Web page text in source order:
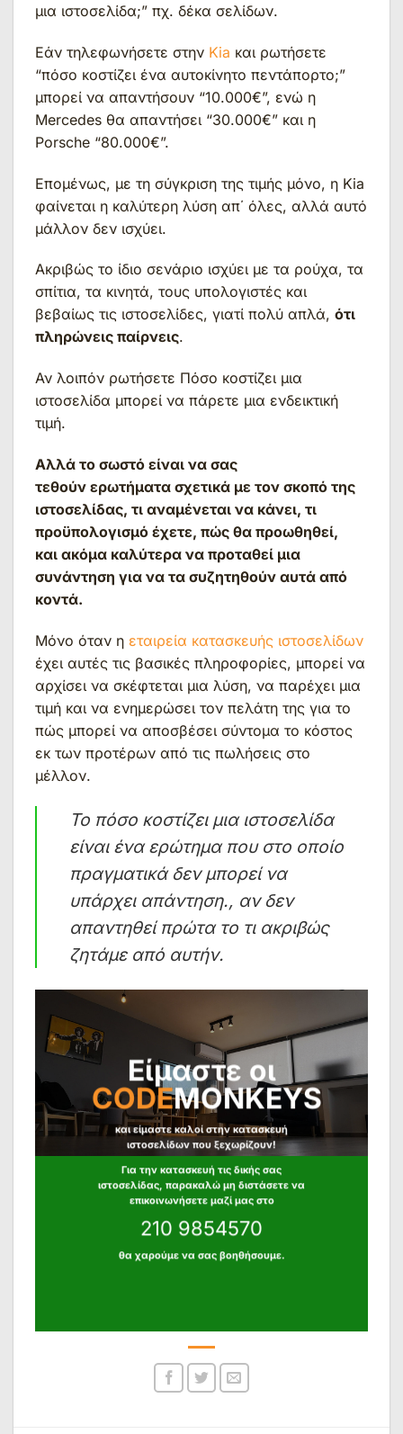
μια ιστοσελίδα;” πχ. δέκα σελίδων.
Εάν τηλεφωνήσετε στην Kia και ρωτήσετε
“πόσο κοστίζει ένα αυτοκίνητο πεντάπορτο;”
μπορεί να απαντήσουν “10.000€”, ενώ η
Mercedes θα απαντήσει “30.000€” και η
Porsche “80.000€”.
Επομένως, με τη σύγκριση της τιμής μόνο, η Kia
φαίνεται η καλύτερη λύση απ΄ όλες, αλλά αυτό
μάλλον δεν ισχύει.
Ακριβώς το ίδιο σενάριο ισχύει με τα ρούχα, τα
σπίτια, τα κινητά, τους υπολογιστές και
βεβαίως τις ιστοσελίδες, γιατί πολύ απλά, ότι
πληρώνεις παίρνεις.
Αν λοιπόν ρωτήσετε Πόσο κοστίζει μια
ιστοσελίδα μπορεί να πάρετε μια ενδεικτική
τιμή.
Αλλά το σωστό είναι να σας
τεθούν ερωτήματα σχετικά με τον σκοπό της
ιστοσελίδας, τι αναμένεται να κάνει, τι
προϋπολογισμό έχετε, πώς θα προωθηθεί,
και ακόμα καλύτερα να προταθεί μια
συνάντηση για να τα συζητηθούν αυτά από
κοντά.
Μόνο όταν η εταιρεία κατασκευής ιστοσελίδων
έχει αυτές τις βασικές πληροφορίες, μπορεί να
αρχίσει να σκέφτεται μια λύση, να παρέχει μια
τιμή και να ενημερώσει τον πελάτη της για το
πώς μπορεί να αποσβέσει σύντομα το κόστος
εκ των προτέρων από τις πωλήσεις στο
μέλλον.
Το πόσο κοστίζει μια ιστοσελίδα
είναι ένα ερώτημα που στο οποίο
πραγματικά δεν μπορεί να
υπάρχει απάντηση., αν δεν
απαντηθεί πρώτα το τι ακριβώς
ζητάμε από αυτήν.
Είμαστε οι
CODEMONKEYS
και είμαστε καλοί στην κατασκευή
ιστοσελίδων που ξεχωρίζουν!
Για την κατασκευή τις δικής σας
ιστοσελίδας, παρακαλώ μη διστάσετε να
επικοινωνήσετε μαζί μας στο
210 9854570
θα χαρούμε να σας βοηθήσουμε.